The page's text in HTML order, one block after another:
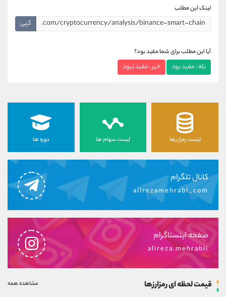
لینک این مطلب
کپی
آیا این مطلب برای شما مفید بود؟
بله ، مفید بود خیر ، مفید نبود
لیست رمزارزها لیست سهام ها دوره ها
کانال تلگرام
alirezamehrabi_com
صفحه اینستاگرام
alireza.mehrabii
قیمت لحظه ای رمزارزها مشاهده همه